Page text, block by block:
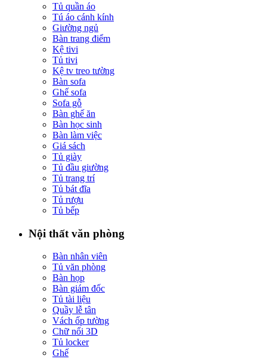
Tủ quần áo
Tú áo cánh kính
Giường ngủ
Bàn trang điểm
Kệ tivi
Tủ tivi
Kệ tv treo tường
Bàn sofa
Ghế sofa
Sofa gỗ
Bàn ghế ăn
Bàn học sinh
Bàn làm việc
Giá sách
Tủ giày
Tủ đầu giường
Tủ trang trí
Tủ bát đĩa
Tủ rượu
Tủ bếp
Nội thất văn phòng
Bàn nhân viên
Tủ văn phòng
Bàn họp
Bàn giám đốc
Tủ tài liệu
Quầy lễ tân
Vách ốp tường
Chữ nổi 3D
Tủ locker
Ghế